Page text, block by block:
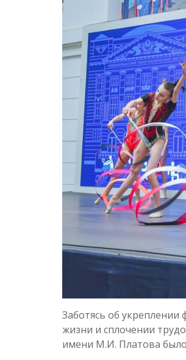
Заботясь об укреплении
жизни и сплочении
имени М.И. Платова